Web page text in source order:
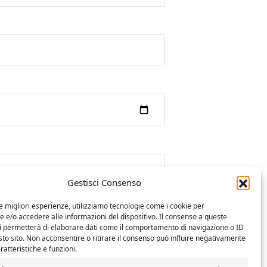
Gestisci Consenso
migliori esperienze, utilizziamo tecnologie come i cookie per
e/o accedere alle informazioni del dispositivo. Il consenso a queste
permetterà di elaborare dati come il comportamento di navigazione o ID
sito. Non acconsentire o ritirare il consenso può influire negativamente
e funzioni.